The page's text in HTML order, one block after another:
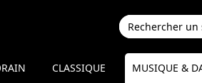
CLASSIQUE MUSIQUE &